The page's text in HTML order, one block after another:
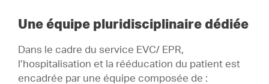
Une équipe pluridisciplinaire dédiée
Dans le cadre du service EVC/ EPR,
l’hospitalisation et la rééducation du patient est
encadrée par une équipe composée de :